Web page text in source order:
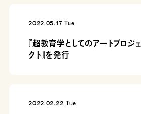
2022.05.17 Tue
『超教育学としてのアートプロジェ
クト』を発行
2022.02.22 Tue